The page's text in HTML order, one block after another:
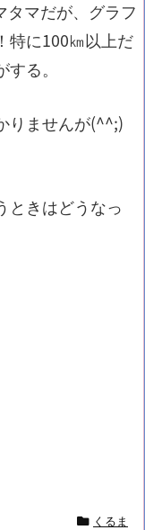
マだが、グラフ
特に100㎞以上だ
る。
りませんが(^^;)
ときはどうなっ
くるま